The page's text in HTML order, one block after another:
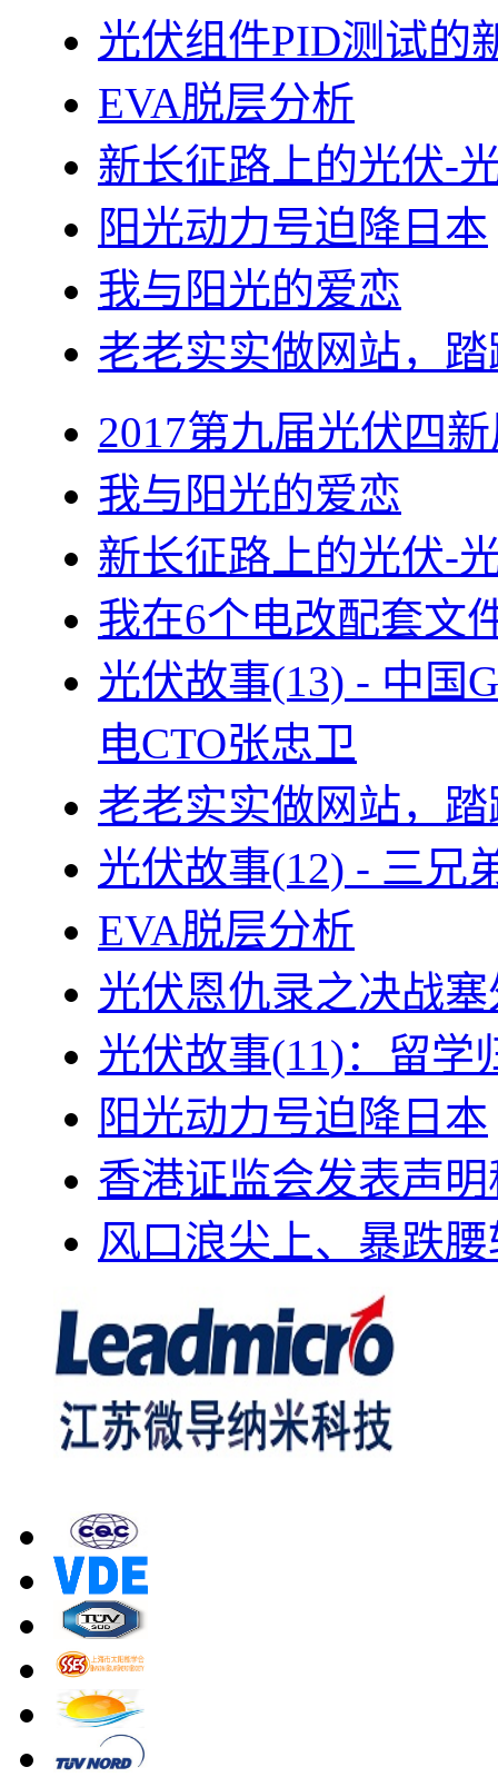
光伏组件PID测试的
EVA脱层分析
新长征路上的光伏-
阳光动力号迫降日本
我与阳光的爱恋
老老实实做网站，
2017第九届光伏四
我与阳光的爱恋
新长征路上的光伏-
我在6个电改配套文
光伏故事(13) - 中国
电CTO张忠卫
老老实实做网站，
光伏故事(12) - 三兄
EVA脱层分析
光伏恩仇录之决战
光伏故事(11)：留学
阳光动力号迫降日本
香港证监会发表声
风口浪尖上、暴跌